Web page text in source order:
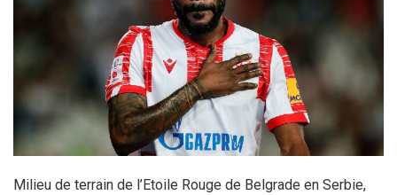
Milieu de terrain de l’Etoile Rouge de Belgrade en Serbie,